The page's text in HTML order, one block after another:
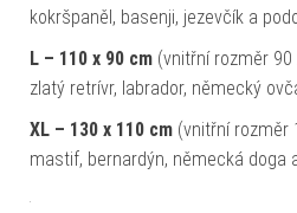
kokršpaněl, basenji, jezevčík a
L – 110 x 90 cm (vnitřní rozměr
zlatý retrívr, labrador, německý
XL – 130 x 110 cm (vnitřní rozměr
mastif, bernardýn, německá doga